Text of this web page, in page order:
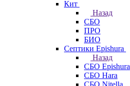
Кит
Назад
СБО
ПРО
БИО
Септики Epishura
Назад
СБО Epishura
СБО Hara
СБО Nitella